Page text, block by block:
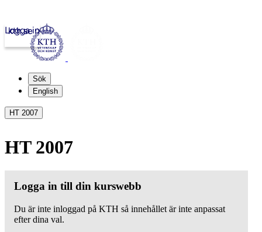
kth.se
Logga in
Sök
English
HT 2007
HT 2007
Logga in till din kurswebb
Du är inte inloggad på KTH så innehållet är inte anpassat
efter dina val.